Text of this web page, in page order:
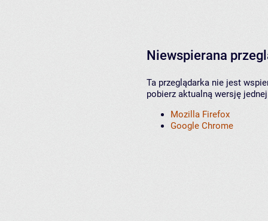
Niewspierana
Ta przeglądarka nie jest
pobierz aktualną wersję
Mozilla Firefox
Google Chrome